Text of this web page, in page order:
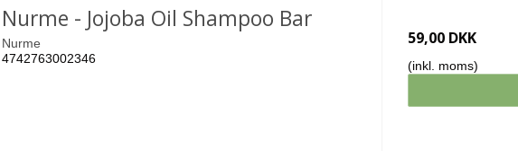
Nurme - Jojoba Oil Shampoo Bar
Nurme
4742763002346
59,00 DKK
(inkl. moms)